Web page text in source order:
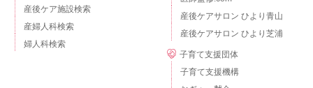
産後ケア施設検索
産婦人科検索
婦人科検索
産後ケアサロン ひより青山
産後ケアサロン ひより芝浦
子育て支援団体
子育て支援機構